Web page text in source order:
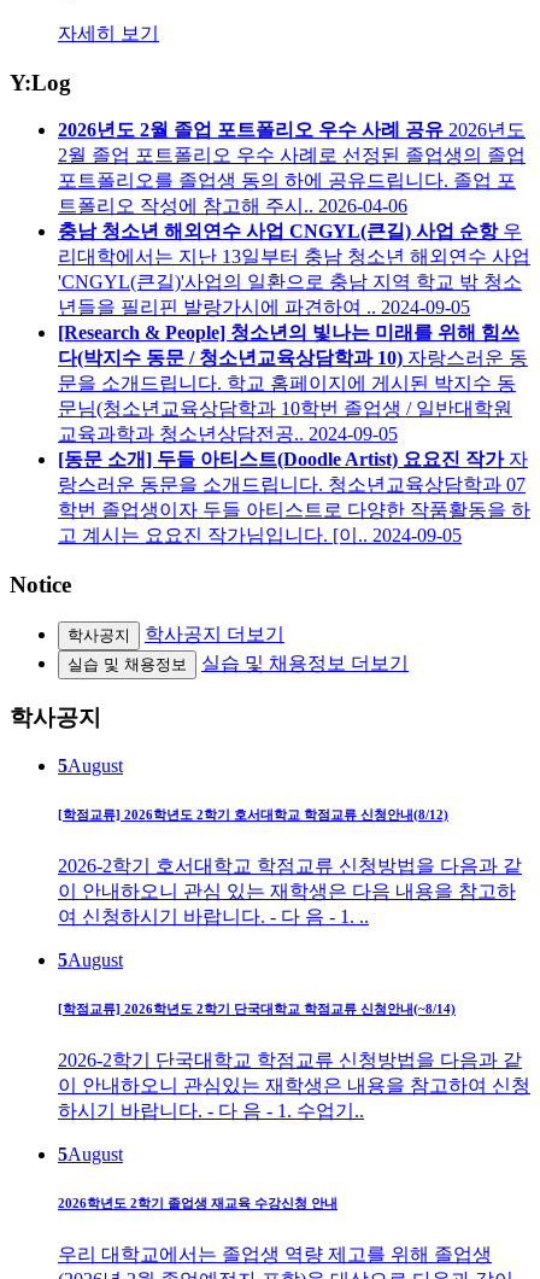
자세히 보기
Y:Log
2026년도 2월 졸업 포트폴리오 우수 사례 공유 2026년도
2월 졸업 포트폴리오 우수 사례로 선정된 졸업생의 졸업
포트폴리오를 졸업생 동의 하에 공유드립니다. 졸업 포
트폴리오 작성에 참고해 주시.. 2026-04-06
충남 청소년 해외연수 사업 CNGYL(큰길) 사업 순항 우
리대학에서는 지난 13일부터 충남 청소년 해외연수 사업
'CNGYL(큰길)'사업의 일환으로 충남 지역 학교 밖 청소
년들을 필리핀 발랑가시에 파견하여 .. 2024-09-05
[Research & People] 청소년의 빛나는 미래를 위해 힘쓰
다(박지수 동문 / 청소년교육상담학과 10) 자랑스러운 동
문을 소개드립니다. 학교 홈페이지에 게시된 박지수 동
문님(청소년교육상담학과 10학번 졸업생 / 일반대학원
교육과학과 청소년상담전공.. 2024-09-05
[동문 소개] 두들 아티스트(Doodle Artist) 요요진 작가 자
랑스러운 동문을 소개드립니다. 청소년교육상담학과 07
학번 졸업생이자 두들 아티스트로 다양한 작품활동을 하
고 계시는 요요진 작가님입니다. [이.. 2024-09-05
Notice
학사공지 학사공지 더보기
실습 및 채용정보 실습 및 채용정보 더보기
학사공지
5August
[학점교류] 2026학년도 2학기 호서대학교 학점교류 신청안내(8/12)
2026-2학기 호서대학교 학점교류 신청방법을 다음과 같
이 안내하오니 관심 있는 재학생은 다음 내용을 참고하
여 신청하시기 바랍니다. - 다 음 - 1. ..
5August
[학점교류] 2026학년도 2학기 단국대학교 학점교류 신청안내(~8/14)
2026-2학기 단국대학교 학점교류 신청방법을 다음과 같
이 안내하오니 관심있는 재학생은 내용을 참고하여 신청
하시기 바랍니다. - 다 음 - 1. 수업기..
5August
2026학년도 2학기 졸업생 재교육 수강신청 안내
우리 대학교에서는 졸업생 역량 제고를 위해 졸업생